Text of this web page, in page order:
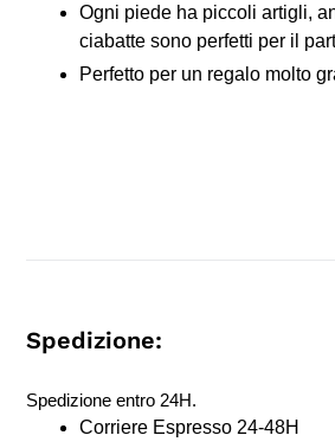
Ogni piede ha piccoli artigli,
ciabatte sono perfetti per il
Perfetto per un regalo molto
Spedizione:
Spedizione entro 24H.
Corriere Espresso 24-48H